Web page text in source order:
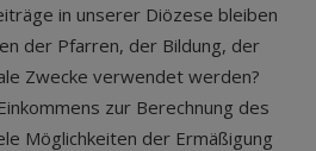
in unserer Diözese bleiben
der Pfarren, der Bildung, der
Zwecke verwendet werden?
zur Berechnung des
Möglichkeiten der Ermäßigung